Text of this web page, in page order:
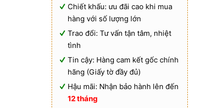
Chiết khấu: ưu đãi cao khi mua
hàng với số lượng lớn
Trao đổi: Tư vấn tận tâm, nhiệt
tình
Tin cậy: Hàng cam kết gốc chính
hãng (Giấy tờ đầy đủ)
Hậu mãi: Nhận bảo hành lên đến
12 tháng